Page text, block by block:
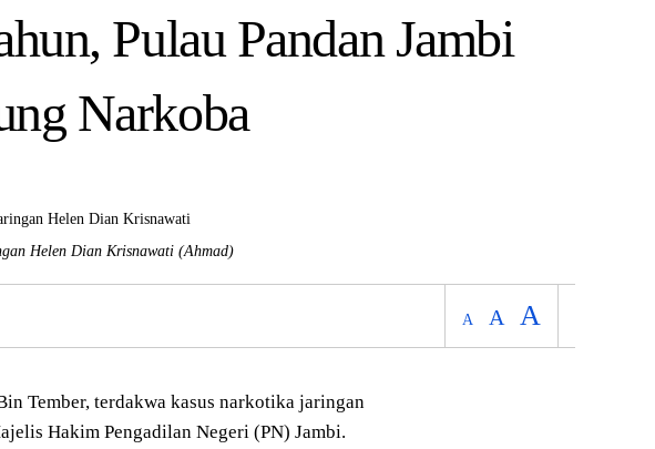
Pulau Pandan Jambi
Narkoba
Helen Dian Krisnawati (Ahmad)
A A A
Tember, terdakwa kasus narkotika jaringan
Hakim Pengadilan Negeri (PN) Jambi.